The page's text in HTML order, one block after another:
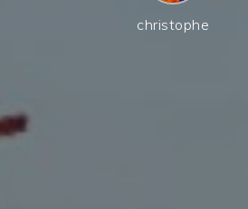
christophe